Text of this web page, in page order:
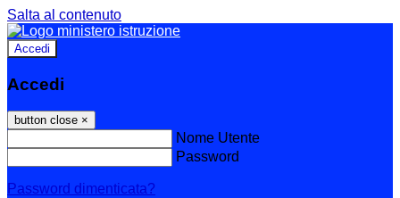
Salta al contenuto
Accedi
Accedi
button close ×
Nome Utente
Password
Password dimenticata?